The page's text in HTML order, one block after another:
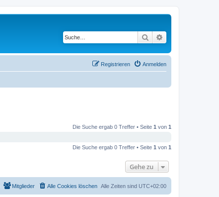
Suche
Anmelden
Registrieren
Die Suche ergab 0 Treffer • Seite 1 von 1
Die Suche ergab 0 Treffer • Seite 1 von 1
Gehe zu
Alle Zeiten sind UTC+02:00
Alle Cookies löschen
Mitglieder